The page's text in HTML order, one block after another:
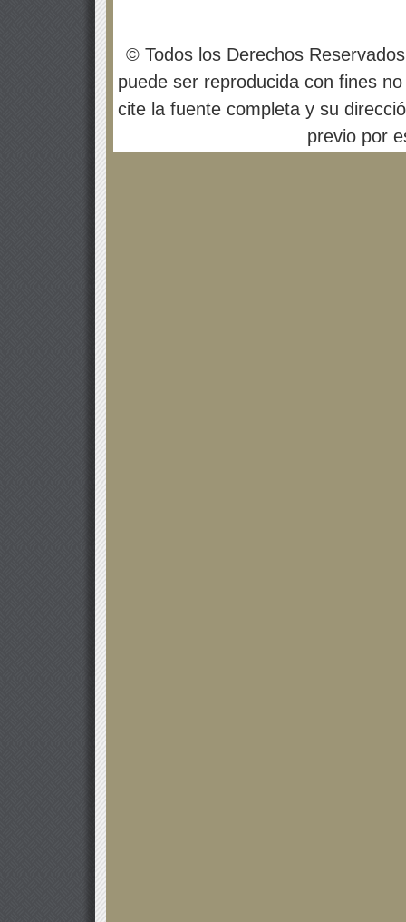
© Todos los Derechos
puede ser reproducida con fines
cite la fuente completa y su
previo por